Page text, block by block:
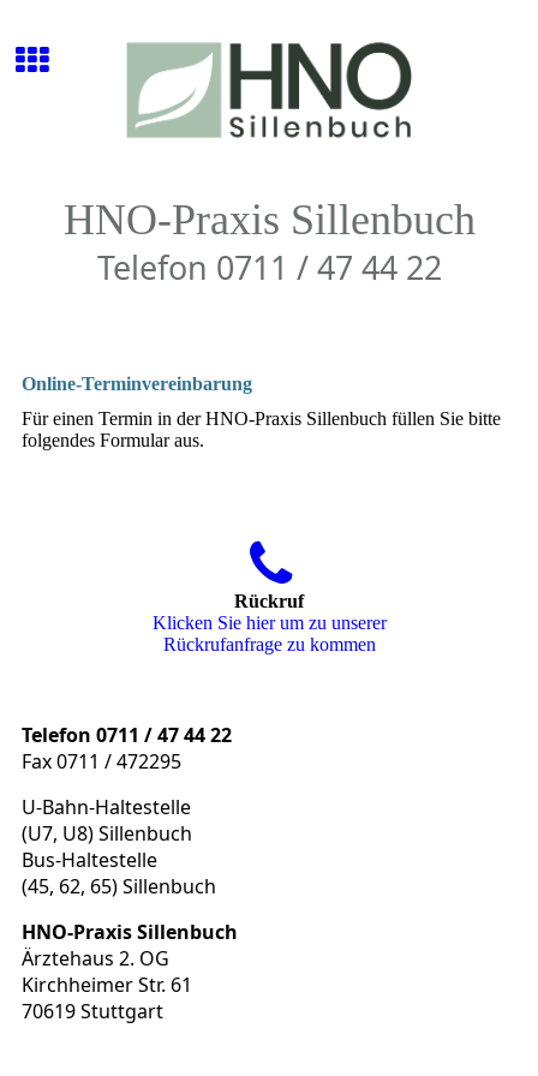
HNO-Praxis Sillenbuch
Telefon 0711 / 47 44 22
Online-Terminvereinbarung
Für einen Termin in der HNO-Praxis Sillenbuch füllen Sie bitte
folgendes Formular aus.
Rückruf
Klicken Sie hier um zu unserer
Rückrufanfrage zu kommen
Telefon 0711 / 47 44 22
Fax 0711 / 472295
U-Bahn-Haltestelle
(U7, U8) Sillenbuch
Bus-Haltestelle
(45, 62, 65) Sillenbuch
HNO-Praxis Sillenbuch
Ärztehaus 2. OG
Kirchheimer Str. 61
70619 Stuttgart